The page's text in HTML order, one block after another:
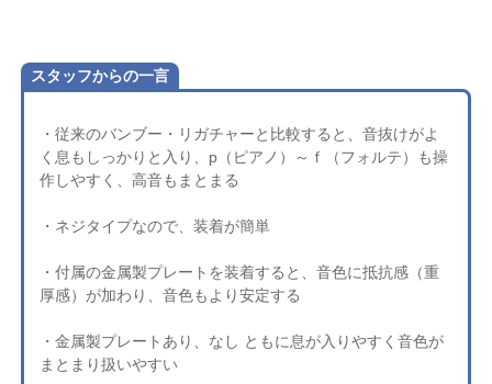
スタッフからの一言
・従来のバンブー・リガチャーと比較すると、音抜けがよ
く息もしっかりと入り、p（ピアノ）～ｆ（フォルテ）も操
作しやすく、高音もまとまる
・ネジタイプなので、装着が簡単
・付属の金属製プレートを装着すると、音色に抵抗感（重
厚感）が加わり、音色もより安定する
・金属製プレートあり、なし ともに息が入りやすく音色が
まとまり扱いやすい